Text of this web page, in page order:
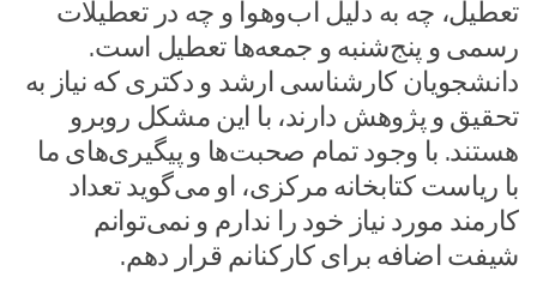
تعطیل، چه به دلیل آب‌وهوا و چه در تعطیلات
رسمی و پنج‌شنبه و جمعه‌ها تعطیل است.
دانشجویان کارشناسی ارشد و دکتری که نیاز به
تحقیق و پژوهش دارند، با این مشکل روبرو
هستند. با وجود تمام صحبت‌ها و پیگیری‌های ما
با ریاست کتابخانه مرکزی، او می‌گوید تعداد
کارمند مورد نیاز خود را ندارم و نمی‌توانم
شیفت اضافه برای کارکنانم قرار دهم.